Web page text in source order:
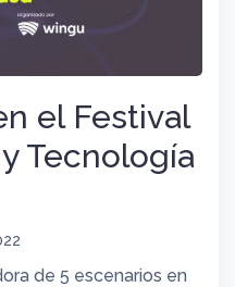
el Festival
Tecnología
de 5 escenarios en